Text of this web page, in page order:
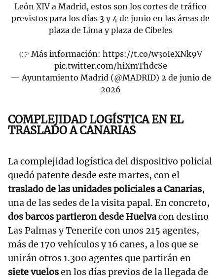
León XIV a Madrid, estos son los cortes de tráfico
previstos para los días 3 y 4 de junio en las áreas de
plaza de Lima y plaza de Cibeles
👉 Más información: https://t.co/w3oIeXNk9V
pic.twitter.com/hiXmThdcSe
— Ayuntamiento Madrid (@MADRID) 2 de junio de
2026
COMPLEJIDAD LOGÍSTICA EN EL
TRASLADO A CANARIAS
La complejidad logística del dispositivo policial
quedó patente desde este martes, con el
traslado de las unidades policiales a Canarias,
una de las sedes de la visita papal. En concreto,
dos barcos partieron desde Huelvacon destino
Las Palmas y Tenerife con unos 215 agentes,
más de 170 vehículos y 16 canes, a los que se
unirán otros 1.300 agentes que partirán en
siete vuelosen los días previos de la llegada de